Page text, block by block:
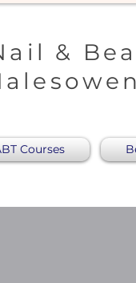
&
Courses